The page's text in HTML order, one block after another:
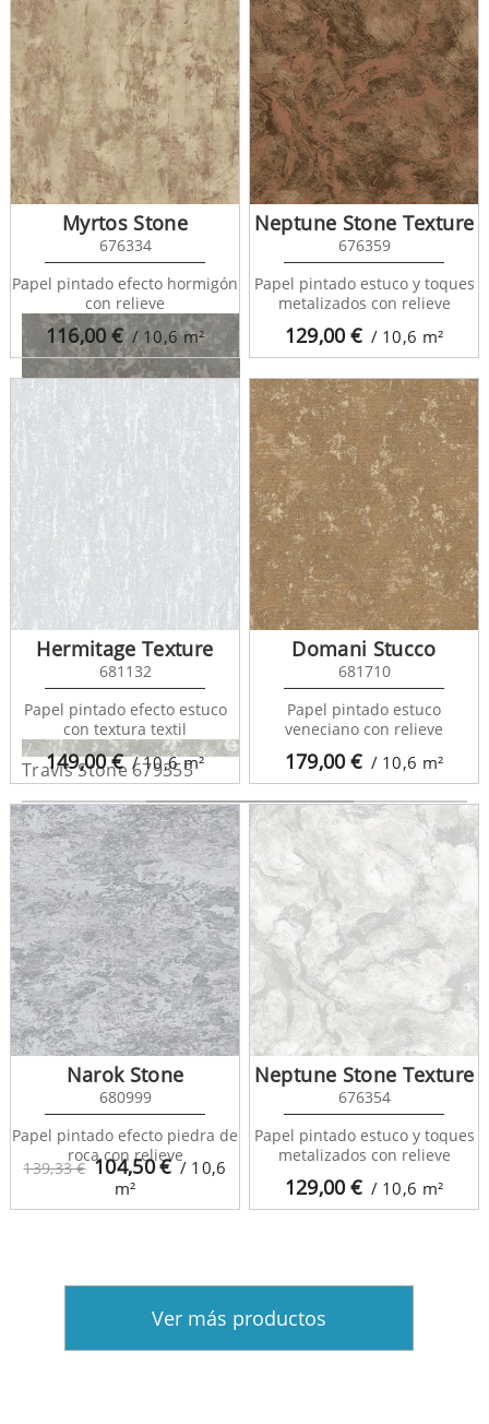
Travis Stone 679352
Travis Stone 679354
Travis Stone 679355
116,00€ / 10,6m²
Myrtos Stone
676334
Papel pintado efecto hormigón
con relieve
129,00€ / 10,6 m²
Neptune Stone Texture
676359
Papel pintado estuco y toques
metalizados con relieve
149,00€ / 10,6m²
Hermitage Texture
681132
Papel pintado efecto estuco
con textura textil
179,00€ / 10,6 m²
Domani Stucco
681710
Papel pintado estuco
veneciano con relieve
139,33 € 104,50€ / 10,6
m²
Narok Stone
680999
Papel pintado efecto piedra de
roca con relieve
129,00€ / 10,6 m²
Neptune Stone Texture
676354
Papel pintado estuco y toques
metalizados con relieve
Ver más productos